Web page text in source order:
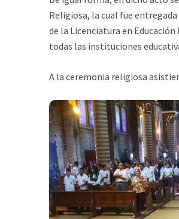
Religiosa, la cual fue
de la Licenciatura en
todas las instituciones
A la ceremonia religiosa